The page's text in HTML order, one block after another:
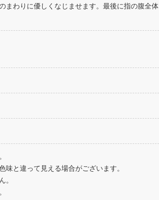
まわりに優しくなじませます。最後に指の腹全体
と違って見える場合がございます。
。